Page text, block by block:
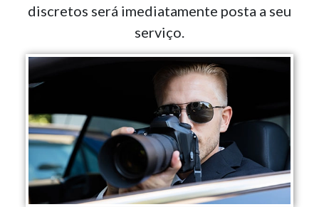
discretos será imediatamente posta a seu
serviço.